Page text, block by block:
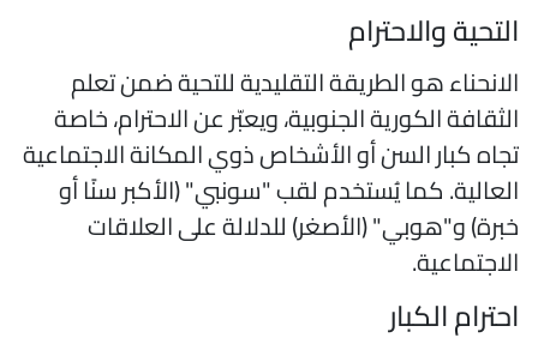
والاحترام
هو الطريقة التقليدية للتحية ضمن تعلم
الكورية الجنوبية، ويعبّر عن الاحترام، خاصة
كبار السن أو الأشخاص ذوي المكانة الاجتماعية
كما يُستخدم لقب "سونبي" (الأكبر سنًا أو
و"هوبي" (الأصغر) للدلالة على العلاقات
الكبار